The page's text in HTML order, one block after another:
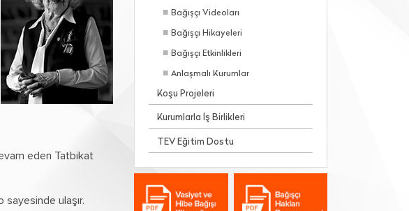
eden Tatbikat
ulaşır.
Bağışçı Videoları
Bağışçı Hikayeleri
Bağışçı Etkinlikleri
Anlaşmalı Kurumlar
Koşu Projeleri
Kurumlarla İş Birlikleri
TEV Eğitim Dostu